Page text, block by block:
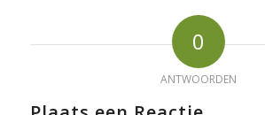
0
ANTWOORDEN